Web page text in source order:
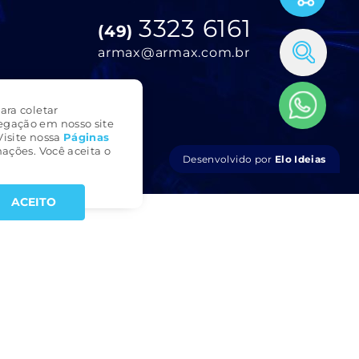
coletar
em nosso site
nossa Páginas
Você aceita o
ACEITO
(49) 3323 6161
armax@armax.com.br
Desenvolvido por Elo Ideias